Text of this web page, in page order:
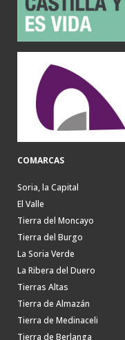
COMARCAS
Soria, la Capital
El Valle
Tierra del Moncayo
Tierra del Burgo
La Soria Verde
La Ribera del Duero
Tierras Altas
Tierra de Almazán
Tierra de Medinaceli
Tierra de Berlanga